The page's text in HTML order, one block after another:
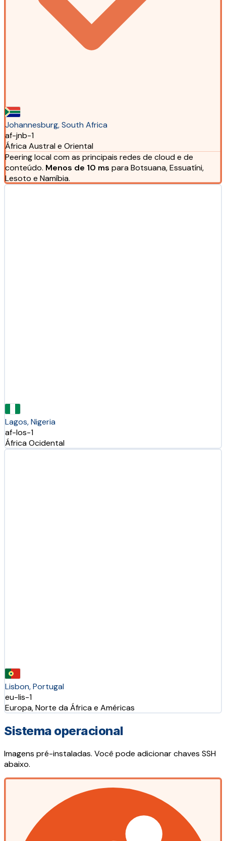
Johannesburg, South Africa
af-jnb-1
África Austral e Oriental
Peering local com as principais redes de cloud e de
conteúdo. Menos de 10 ms para Botsuana, Essuatíni,
Lesoto e Namíbia.
Lagos, Nigeria
af-los-1
África Ocidental
Lisbon, Portugal
eu-lis-1
Europa, Norte da África e Américas
Sistema operacional
Imagens pré-instaladas. Você pode adicionar chaves SSH
abaixo.